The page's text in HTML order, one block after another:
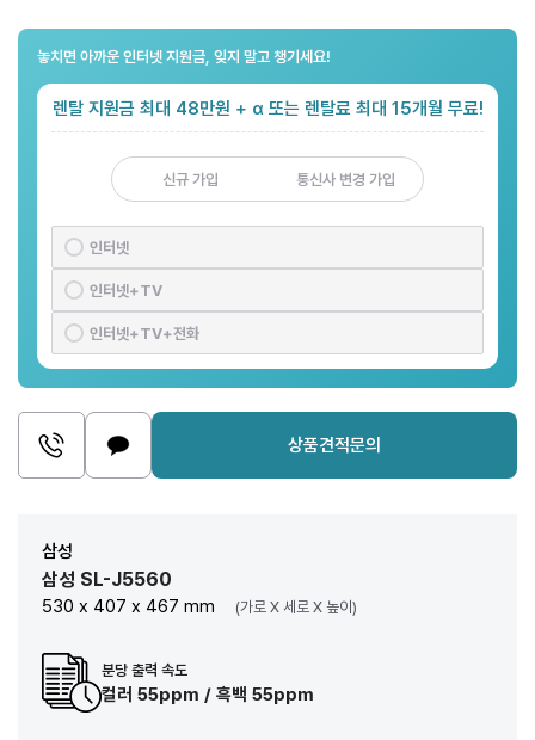
놓치면 아까운 인터넷 지원금, 잊지 말고 챙기세요!
렌탈 지원금 최대 48만원 + α 또는 렌탈료 최대 15개월 무료!
신규 가입 통신사 변경 가입
인터넷
인터넷+TV
인터넷+TV+전화
상품견적문의
삼성
삼성 SL-J5560
530 x 407 x 467 mm (가로 X 세로 X 높이)
분당 출력 속도
컬러 55ppm / 흑백 55ppm